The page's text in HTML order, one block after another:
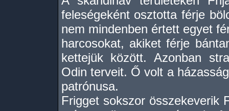
feleségeként osztotta férje
nem mindenben értett egyet
harcosokat, akiket férje
kettejük között. Azonban
Odin terveit. Ő volt a
patrónusa.
Frigget sokszor összekeverik